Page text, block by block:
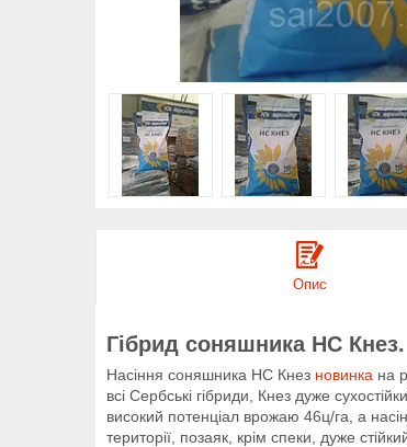
Опис
Гібрид соняшника НС Кнез.
Насіння соняшника НС Кнез новинка на
всі Сербські гібриди, Кнез дуже
високий потенціал врожаю 46ц/га, а
території, позаяк, крім спеки, дуже